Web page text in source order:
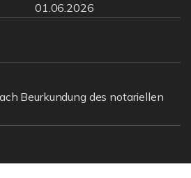
01.06.2026
Beurkundung des notariellen